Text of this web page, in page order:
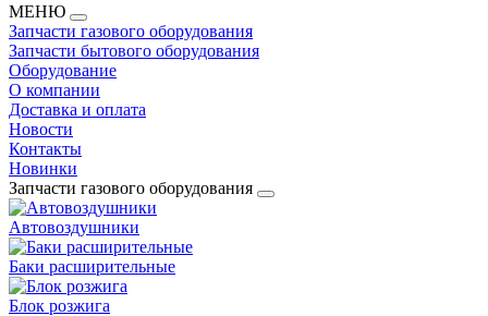
МЕНЮ
Запчасти газового оборудования
Запчасти бытового оборудования
Оборудование
О компании
Доставка и оплата
Новости
Контакты
Новинки
Запчасти газового оборудования
Автовоздушники
Баки расширительные
Блок розжига